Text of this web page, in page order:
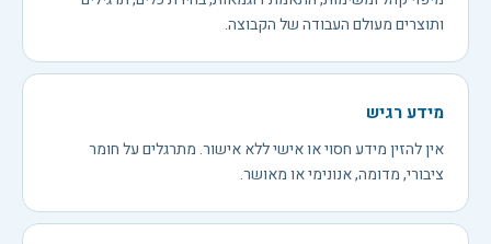
ותוצרים מעולם העבודה של הקבוצה.
מידע רגיש
אין להזין מידע חסוי או אישי ללא אישור. מתרגלים על חומר
ציבורי, מדומה, אנונימי או מאושר.